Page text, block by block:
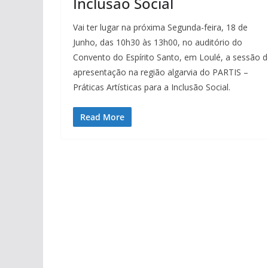
Vai ter lugar na próxima Segunda-feira, 18 de
Junho, das 10h30 às 13h00, no auditório do
Convento do Espírito Santo, em Loulé, a sessão
apresentação na região algarvia do PARTIS –
Práticas Artísticas para a Inclusão Social.
Read More